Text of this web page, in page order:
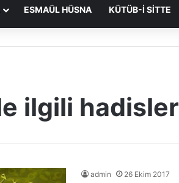
ESMAÜL HÜSNA KÜTÜB-I SITTE
ilgili hadisler
admin 26 Ekim 2017